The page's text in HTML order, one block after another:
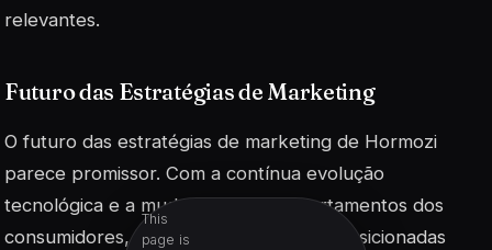
This
page is
relevantes.
Futuro das Estratégias de Marketing
O futuro das estratégias de marketing de Hormozi
parece promissor. Com a contínua evolução
tecnológica e a mudança nos comportamentos dos
consumidores, suas táticas estão bem posicionadas